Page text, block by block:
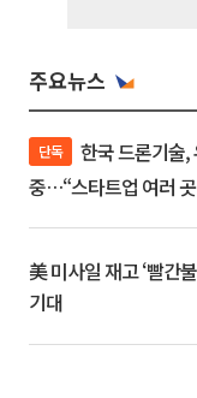
주요뉴스
단독
중…“스타트업 여러
美 미사일 재고 ‘빨간
기대